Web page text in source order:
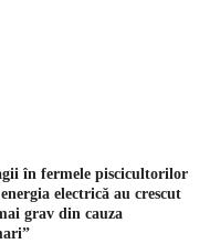
în fermele piscicultorilor
electrică au crescut
grav din cauza